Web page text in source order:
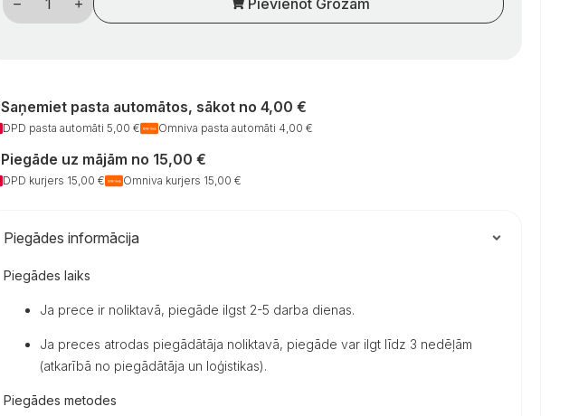
pjovimo
žiedas,
tipas
8
mm
daudzums
Pievienot Grozam
Saņemiet pasta automātos, sākot no 4,00 €
DPD pasta automāti 5,00 € Omniva pasta automāti 4,00 €
Piegāde uz mājām no 15,00 €
DPD kurjers 15,00 € Omniva kurjers 15,00 €
Piegādes informācija
Piegādes laiks
Ja prece ir noliktavā, piegāde ilgst 2-5 darba dienas.
Ja preces atrodas piegādātāja noliktavā, piegāde var ilgt līdz 3 nedēļām
(atkarībā no piegādātāja un loģistikas).
Piegādes metodes